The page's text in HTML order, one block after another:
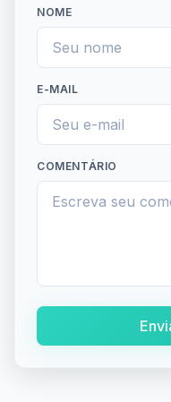
NOME
E-MAIL
COMENTÁRIO